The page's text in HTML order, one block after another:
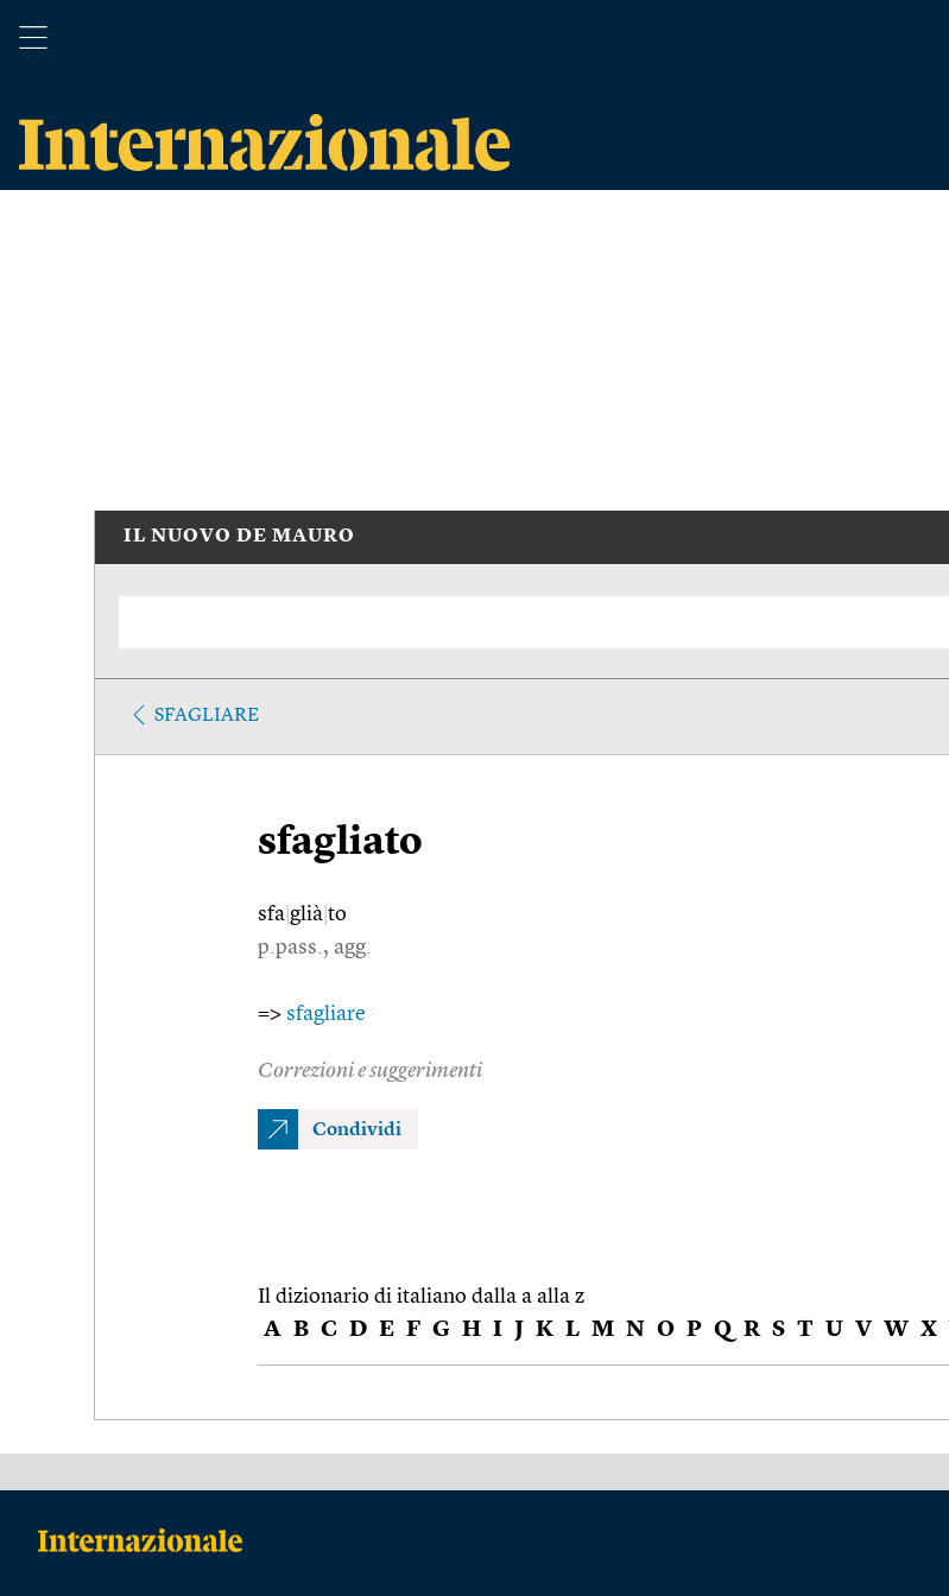
IL NUOVO DE MAURO
SFAGLIARE
sfagliato
sfa glià to
p.pass., agg.
=> sfagliare
Correzioni e suggerimenti
Condividi
Il dizionario di italiano dalla a alla z
A B C D E F G H I J K L M N O P Q R S T U V W X